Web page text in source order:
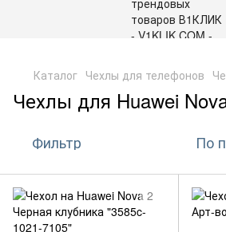
Каталог Чехлы для телефонов
Чехлы для Huawei
Фильтр По